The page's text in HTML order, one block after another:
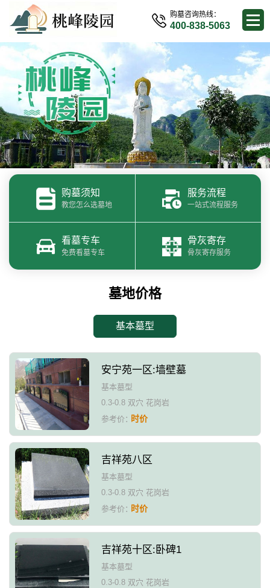
购墓咨询热线：
400-838-5063
购墓须知
教您怎么选墓地
服务流程
一站式流程服务
看墓专车
免费看墓专车
骨灰寄存
骨灰寄存服务
墓地价格
基本墓型
安宁苑一区:墙壁墓
基本墓型
0.3-0.8 双穴 花岗岩
参考价：时价
吉祥苑八区
基本墓型
0.3-0.8 双穴 花岗岩
参考价：时价
吉祥苑十区:卧碑1
基本墓型
0.3-0.8 双穴 花岗岩